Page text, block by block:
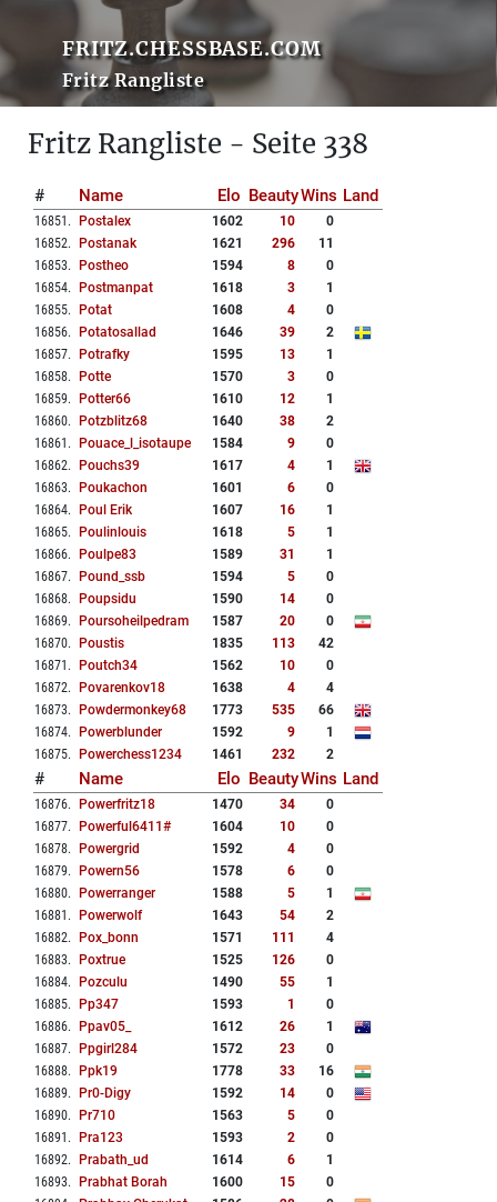
FRITZ.CHESSBASE.COM
Fritz Rangliste
Fritz Rangliste - Seite 338
# Name Elo BeautyWins Land
16851 . Postalex 1602 10
0
16852. Postanak 1621 296
11
16853. Postheo 1594 8
0
16854. Postmanpat 1618 3
1
16855. Potat 1608 4
0
16856. Potatosallad 1646 39
2
16857. Potrafky 1595 13
1
16858. Potte 1570 3
0
16859. Potter66 1610 12
1
16860. Potzblitz68 1640 38
2
16861 . Pouace_l_isotaupe 1584 9
0
16862. Pouchs39 1617 4
1
16863. Poukachon 1601 6
0
16864. Poul Erik 1607 16
1
16865. Poulinlouis 1618 5
1
16866. Poulpe83 1589 31
1
16867. Pound_ssb 1594 5
0
16868. Poupsidu 1590 14
0
16869. Poursoheilpedram 1587 20
0
16870. Poustis 1835 113
42
16871 . Poutch34 1562 10
0
16872. Povarenkov18 1638 4
4
16873. Powdermonkey68 1773 535
66
16874. Powerblunder 1592 9
1
16875. Powerchess1234 1461 232 2
# Name Elo BeautyWins Land
16876. Powerfritz18 1470 34
0
16877. Powerful6411# 1604 10
0
16878. Powergrid 1592 4
0
16879. Powern56 1578 6
0
16880. Powerranger 1588 5
1
16881 . Powerwolf 1643 54
2
16882. Pox_bonn 1571 111
4
16883. Poxtrue 1525 126
0
16884. Pozculu 1490 55
1
16885. Pp347 1593 1
0
16886. Ppav05_ 1612 26
1
16887. Ppgirl284 1572 23
0
16888. Ppk19 1778 33
16
16889. Pr0-Digy 1592 14
0
16890. Pr710 1563 5
0
16891 . Pra123 1593 2
0
16892. Prabath_ud 1614 6
1
16893. Prabhat Borah 1600 15
0